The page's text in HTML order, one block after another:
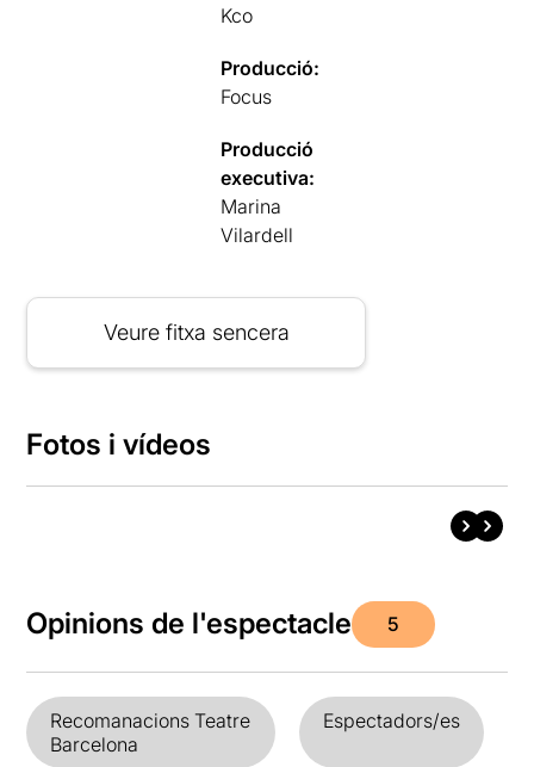
Kco
Producció:
Focus
Producció
executiva:
Marina
Vilardell
Veure fitxa sencera
Fotos i vídeos
Opinions de l'espectacle 5
Recomanacions Teatre
Barcelona
Espectadors/es